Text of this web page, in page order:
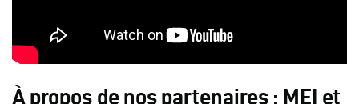
À propos de nos partenaires : MEI et